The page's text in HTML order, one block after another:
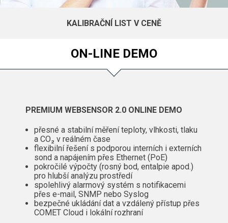
KALIBRAČNÍ LIST V CENĚ
ON-LINE DEMO
PREMIUM WEBSENSOR 2.0 ONLINE DEMO
přesné a stabilní měření teploty, vlhkosti, tlaku
a CO₂ v reálném čase
flexibilní řešení s podporou interních i externích
sond a napájením přes Ethernet (PoE)
pokročilé výpočty (rosný bod, entalpie apod.)
pro hlubší analýzu prostředí
spolehlivý alarmový systém s notifikacemi
přes e-mail, SNMP nebo Syslog
bezpečné ukládání dat a vzdálený přístup přes
COMET Cloud i lokální rozhraní